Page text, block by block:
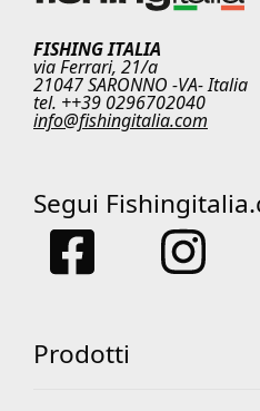
FISHING ITALIA
via Ferrari, 21/a
21047 SARONNO -VA- Italia
tel. ++39 0296702040
info@fishingitalia.com
Segui
Prodotti